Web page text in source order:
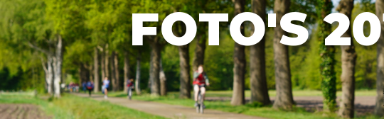
FOTO'S